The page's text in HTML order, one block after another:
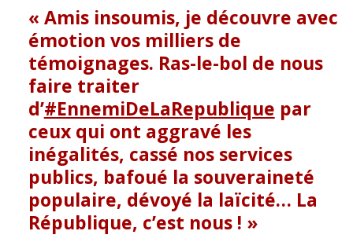
Amis insoumis, je découvre avec
émotion vos milliers de
témoignages. Ras-le-bol de nous
faire traiter
d’#EnnemiDeLaRepublique par
ceux qui ont aggravé les
inégalités, cassé nos services
publics, bafoué la souveraineté
populaire, dévoyé la laïcité… La
République, c’est nous !